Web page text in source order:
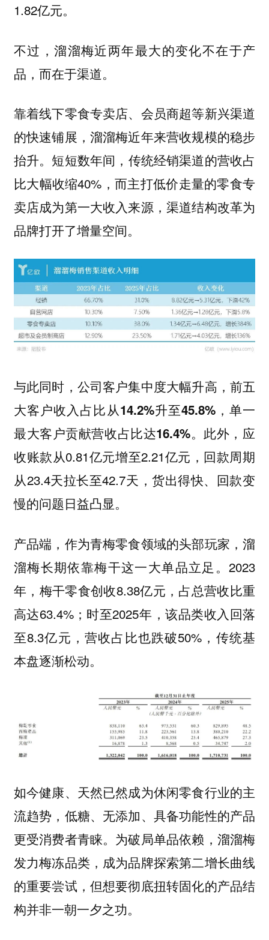
1.82亿元。
不过，溜溜梅近两年最大的变化不在于产
品，而在于渠道。
靠着线下零食专卖店、会员商超等新兴渠道
的快速铺展，溜溜梅近年来营收规模的稳步
抬升。 短短数年间，传统经销渠道的营收占
比大幅收缩40%，而主打低价走量的零食专
卖店成为第一大收入来源，渠道结构改革为
品牌打开了增量空间。
与此同时，公司客户集中度大幅升高， 前五
大客户收入占比从14.2%升至45.8%，单一
最大客户贡献营收占比达16.4%。 此外，应
收账款从0.81亿元增至2.21亿元，回款周期
从23.4天拉长至42.7天，货出得快、回款变
慢的问题日益凸显。
产品端，作为青梅零食领域的头部玩家，溜
溜梅长期依靠梅干这一大单品立足。2023
年，梅干零食创收8.38亿元，占总营收比重
高达63.4%；时至2025年，该品类收入回落
至8.3亿元，营收占比也跌破50%，传统基
本盘逐渐松动。
如今健康、天然已然成为休闲零食行业的主
流趋势，低糖、无添加、具备功能性的产品
更受消费者青睐。为破局单品依赖，溜溜梅
发力梅冻品类，成为品牌探索第二增长曲线
的重要尝试，但想要彻底扭转固化的产品结
构并非一朝一夕之功。